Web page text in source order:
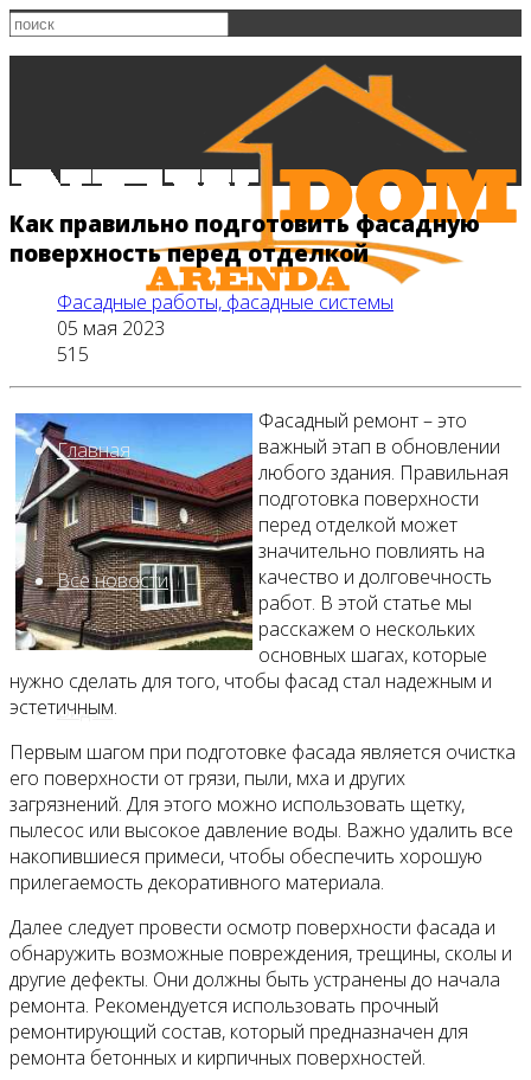
Главная
Все новости
Видео
Как правильно подготовить фасадную
поверхность перед отделкой
Фасадные работы, фасадные системы
05 мая 2023
515
Фасадный ремонт – это
важный этап в обновлении
любого здания. Правильная
подготовка поверхности
перед отделкой может
значительно повлиять на
качество и долговечность
работ. В этой статье мы
расскажем о нескольких
основных шагах, которые
нужно сделать для того, чтобы фасад стал надежным и
эстетичным.
Первым шагом при подготовке фасада является очистка
его поверхности от грязи, пыли, мха и других
загрязнений. Для этого можно использовать щетку,
пылесос или высокое давление воды. Важно удалить все
накопившиеся примеси, чтобы обеспечить хорошую
прилегаемость декоративного материала.
Далее следует провести осмотр поверхности фасада и
обнаружить возможные повреждения, трещины, сколы и
другие дефекты. Они должны быть устранены до начала
ремонта. Рекомендуется использовать прочный
ремонтирующий состав, который предназначен для
ремонта бетонных и кирпичных поверхностей.